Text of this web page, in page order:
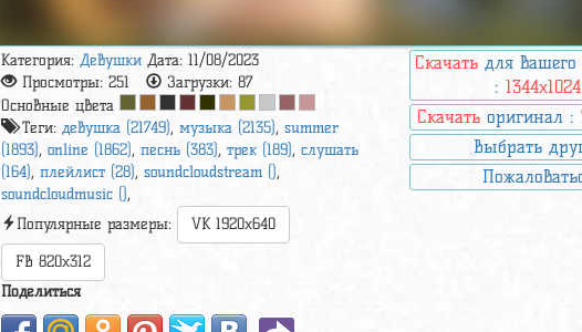
Категория:Девушки Дата: 11/08/2023
Просмотры:251 Загрузки:87
Основные цвета
Теги:девушка (21749),музыка (2135),summer
(1893),online (1862),песнь (383),трек (189),слушать
(164),плейлист (28),soundcloudstream (),
soundcloudmusic (),
Популярные размеры:
VK 1920x640
FB 820x312
Скачать для
:1344x1024
Скачатьоригинал :
Выбрать
Поделиться